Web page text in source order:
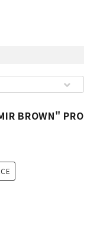
BROWN" PRO